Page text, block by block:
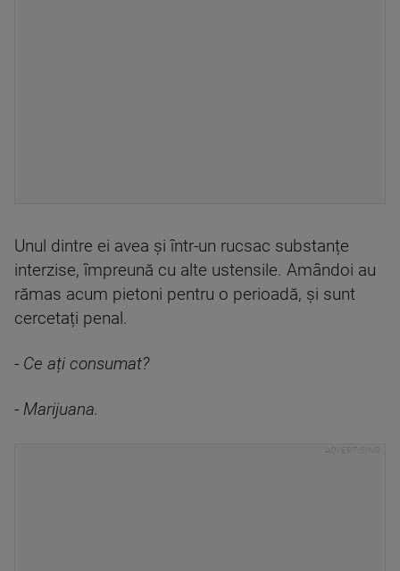
Unul dintre ei avea și într-un rucsac substanțe
interzise, împreună cu alte ustensile. Amândoi au
rămas acum pietoni pentru o perioadă, și sunt
cercetați penal.
- Ce ați consumat?
- Marijuana.